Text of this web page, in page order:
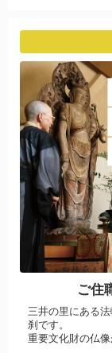
ご住
三井の里にある
刹です。
重要文化財の仏